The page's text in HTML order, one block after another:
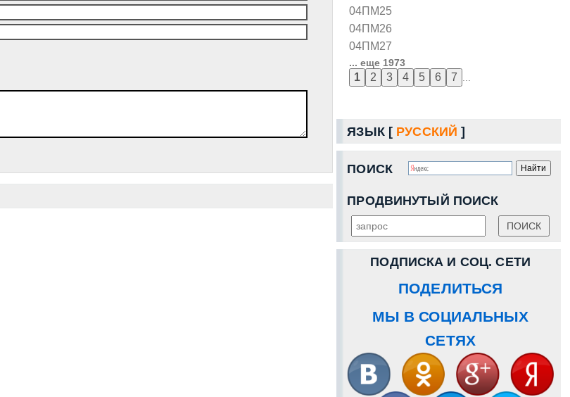
04ПМ25
04ПМ26
04ПМ27
... еще 1973
ЯЗЫК [ РУССКИЙ ]
ПОИСК
ПРОДВИНУТЫЙ ПОИСК
ПОДПИСКА И СОЦ. СЕТИ
ПОДЕЛИТЬСЯ
МЫ В СОЦИАЛЬНЫХ
СЕТЯХ